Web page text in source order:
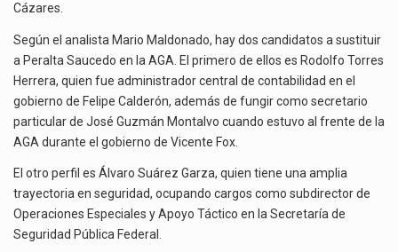
Cázares.
Según el analista Mario Maldonado, hay dos candidatos a sustituir
a Peralta Saucedo en la AGA. El primero de ellos es Rodolfo Torres
Herrera, quien fue administrador central de contabilidad en el
gobierno de Felipe Calderón, además de fungir como secretario
particular de José Guzmán Montalvo cuando estuvo al frente de la
AGA durante el gobierno de Vicente Fox.
El otro perfil es Álvaro Suárez Garza, quien tiene una amplia
trayectoria en seguridad, ocupando cargos como subdirector de
Operaciones Especiales y Apoyo Táctico en la Secretaría de
Seguridad Pública Federal.